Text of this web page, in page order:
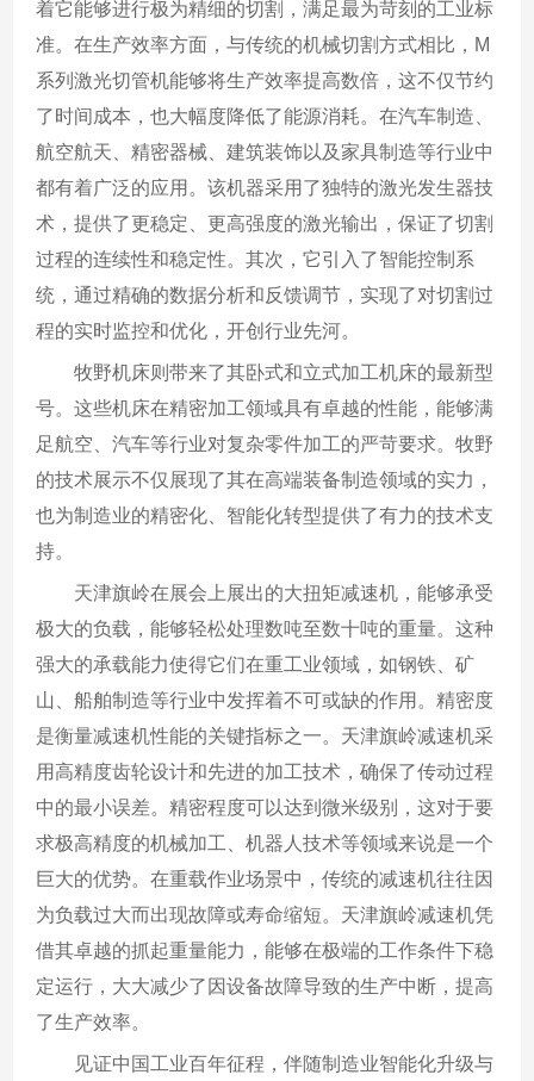
着它能够进行极为精细的切割，满足最为苛刻的工业标
准。在生产效率方面，与传统的机械切割方式相比，M
系列激光切管机能够将生产效率提高数倍，这不仅节约
了时间成本，也大幅度降低了能源消耗。在汽车制造、
航空航天、精密器械、建筑装饰以及家具制造等行业中
都有着广泛的应用。该机器采用了独特的激光发生器技
术，提供了更稳定、更高强度的激光输出，保证了切割
过程的连续性和稳定性。其次，它引入了智能控制系
统，通过精确的数据分析和反馈调节，实现了对切割过
程的实时监控和优化，开创行业先河。
牧野机床则带来了其卧式和立式加工机床的最新型
号。这些机床在精密加工领域具有卓越的性能，能够满
足航空、汽车等行业对复杂零件加工的严苛要求。牧野
的技术展示不仅展现了其在高端装备制造领域的实力，
也为制造业的精密化、智能化转型提供了有力的技术支
持。
天津旗岭在展会上展出的大扭矩减速机，能够承受
极大的负载，能够轻松处理数吨至数十吨的重量。这种
强大的承载能力使得它们在重工业领域，如钢铁、矿
山、船舶制造等行业中发挥着不可或缺的作用。精密度
是衡量减速机性能的关键指标之一。天津旗岭减速机采
用高精度齿轮设计和先进的加工技术，确保了传动过程
中的最小误差。精密程度可以达到微米级别，这对于要
求极高精度的机械加工、机器人技术等领域来说是一个
巨大的优势。在重载作业场景中，传统的减速机往往因
为负载过大而出现故障或寿命缩短。天津旗岭减速机凭
借其卓越的抓起重量能力，能够在极端的工作条件下稳
定运行，大大减少了因设备故障导致的生产中断，提高
了生产效率。
见证中国工业百年征程，伴随制造业智能化升级与